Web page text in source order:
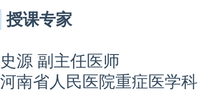
授课专家
史源 副主任医师
河南省人民医院重症医学科